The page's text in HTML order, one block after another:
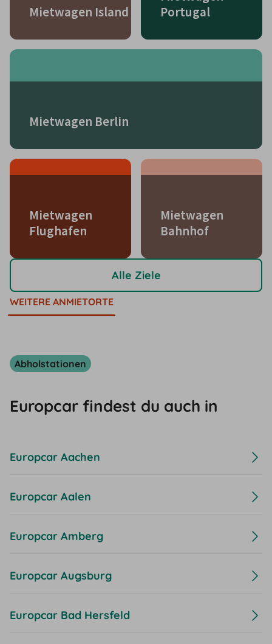
Mietwagen Island
Portugal
Mietwagen Berlin
Mietwagen
Flughafen
Mietwagen
Bahnhof
Alle Ziele
WEITERE ANMIETORTE
Abholstationen
Europcar findest du auch in
Europcar Aachen
Europcar Aalen
Europcar Amberg
Europcar Augsburg
Europcar Bad Hersfeld